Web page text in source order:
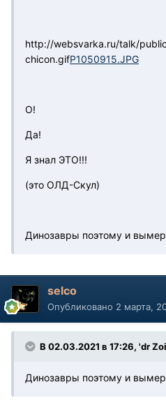
http://websvarka.ru/talk/
chicon.gifP1050915.JPG
О!
Да!
Я знал ЭТО!!!
(это ОЛД-Скул)
Динозавры поэтому и
selco
Опубликовано 2 марта,
В 02.03.2021 в 17:26, 'dr
Динозавры поэтому и